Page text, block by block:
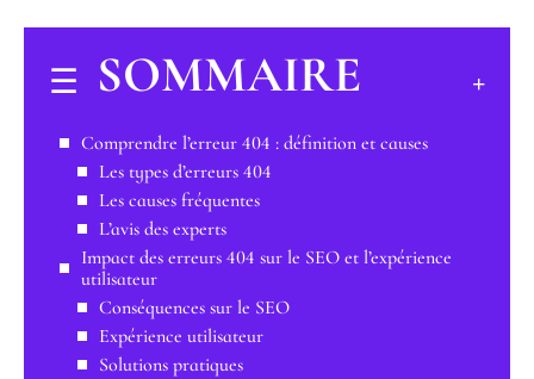
SOMMAIRE
Comprendre l’erreur 404 : définition et causes
Les types d’erreurs 404
Les causes fréquentes
L’avis des experts
Impact des erreurs 404 sur le SEO et l’expérience
utilisateur
Conséquences sur le SEO
Expérience utilisateur
Solutions pratiques